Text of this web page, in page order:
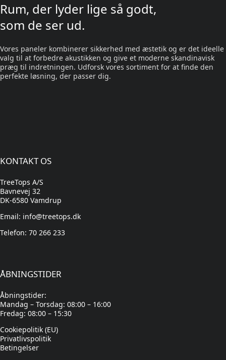
Rum, der lyder lige så godt,
som de ser ud.
Vores paneler kombinerer sikkerhed med æstetik og er det ideelle
valg til at forbedre akustikken og give et moderne skandinavisk
præg til indretningen. Udforsk vores sortiment for at finde den
perfekte løsning, der passer dig.
KONTAKT OS
TreeTops A/S
Bavnevej 32
DK-6580 Vamdrup
Email: info@treetops.dk
Telefon: 70 266 233
ÅBNINGSTIDER
Åbningstider:
Mandag – Torsdag: 08:00 – 16:00
Fredag: 08:00 – 15:30
Cookiepolitik (EU)
Privatlivspolitik
Betingelser